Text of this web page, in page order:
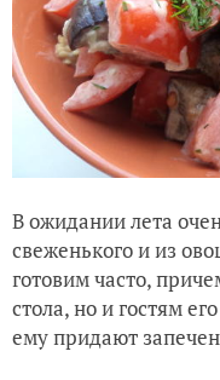
В ожидании лета
свеженького и из
готовим часто,
стола, но и гостям
ему придают